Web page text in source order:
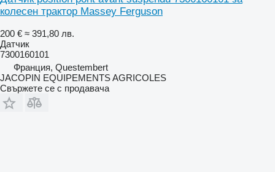
колесен трактор Massey Ferguson
200 € ≈ 391,80 лв.
Датчик
7300160101
Франция, Questembert
JACOPIN EQUIPEMENTS AGRICOLES
Свържете се с продавача